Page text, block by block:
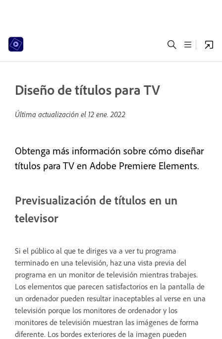
Diseño de títulos para TV
Última actualización el 12 ene. 2022
Obtenga más información sobre cómo diseñar
títulos para TV en Adobe Premiere Elements.
Previsualización de títulos en un
televisor
Si el público al que te diriges va a ver tu programa
terminado en una televisión, haz una vista previa del
programa en un monitor de televisión mientras trabajes.
Los elementos que parecen satisfactorios en la pantalla de
un ordenador pueden resultar inaceptables al verse en una
televisión porque los monitores de ordenador y los
monitores de televisión muestran las imágenes de forma
diferente. Los bordes exteriores de la imagen pueden